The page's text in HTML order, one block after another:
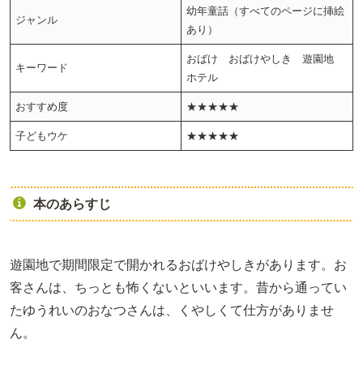
ジャンル
幼年童話（すべてのページに挿絵
あり）
キーワード
おばけ おばけやしき 遊園地
ホテル
おすすめ度 ★★★★★
子どもウケ ★★★★★
本のあらすじ
遊園地で期間限定で開かれるおばけやしきがあります。お
客さんは、ちっとも怖くないといいます。昔から通ってい
たゆうれいのおなつさんは、くやしくて仕方がありませ
ん。